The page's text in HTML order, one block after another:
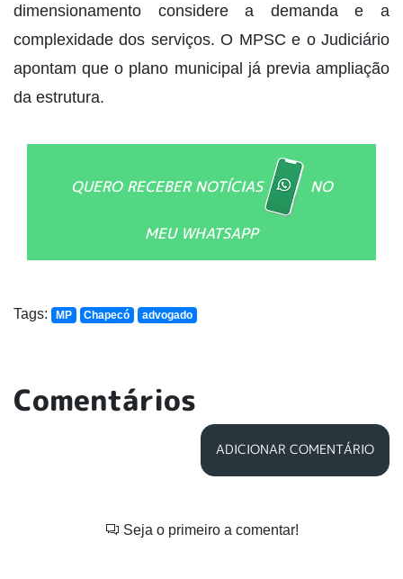
dimensionamento considere a demanda e a
complexidade dos serviços. O MPSC e o Judiciário
apontam que o plano municipal já previa ampliação
da estrutura.
QUERO RECEBER NOTÍCIAS NO
MEU WHATSAPP
Tags: MP Chapecó advogado
Comentários
ADICIONAR COMENTÁRIO
Seja o primeiro a comentar!